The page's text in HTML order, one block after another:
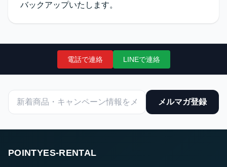
バックアップいたします。
電話で連絡 LINEで連絡
メルマガ登録
POINTYES-RENTAL